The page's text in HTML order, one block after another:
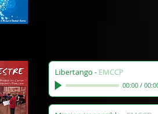
Libertango - EMCCP
00:00 /